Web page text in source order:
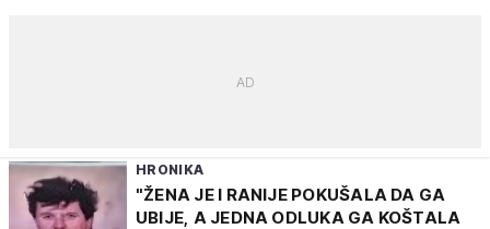
HRONIKA
"ŽENA JE I RANIJE POKUŠALA DA GA
UBIJE, A JEDNA ODLUKA GA KOŠTALA